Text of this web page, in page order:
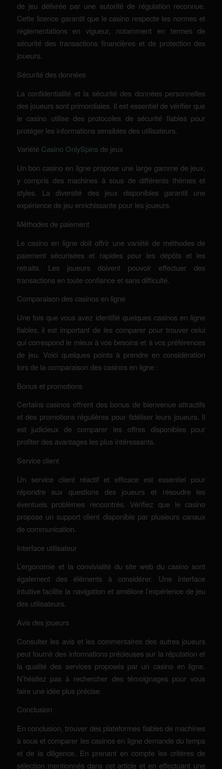
de jeu délivrée par une autorité de régulation reconnue.
Cette licence garantit que le casino respecte les normes et
réglementations en vigueur, notamment en termes de
sécurité des transactions financières et de protection des
joueurs.
Sécurité des données
La confidentialité et la sécurité des données personnelles
des joueurs sont primordiales. Il est essentiel de vérifier que
le casino utilise des protocoles de sécurité fiables pour
protéger les informations sensibles des utilisateurs.
Variété Casino OnlySpinsde jeux
Un bon casino en ligne propose une large gamme de jeux,
y compris des machines à sous de différents thèmes et
styles. La diversité des jeux disponibles garantit une
expérience de jeu enrichissante pour les joueurs.
Méthodes de paiement
Le casino en ligne doit offrir une variété de méthodes de
paiement sécurisées et rapides pour les dépôts et les
retraits. Les joueurs doivent pouvoir effectuer des
transactions en toute confiance et sans difficulté.
Comparaison des casinos en ligne
Une fois que vous avez identifié quelques casinos en ligne
fiables, il est important de les comparer pour trouver celui
qui correspond le mieux à vos besoins et à vos préférences
de jeu. Voici quelques points à prendre en considération
lors de la comparaison des casinos en ligne :
Bonus et promotions
Certains casinos offrent des bonus de bienvenue attractifs
et des promotions régulières pour fidéliser leurs joueurs. Il
est judicieux de comparer les offres disponibles pour
profiter des avantages les plus intéressants.
Service client
Un service client réactif et efficace est essentiel pour
répondre aux questions des joueurs et résoudre les
éventuels problèmes rencontrés. Vérifiez que le casino
propose un support client disponible par plusieurs canaux
de communication.
Interface utilisateur
L’ergonomie et la convivialité du site web du casino sont
également des éléments à considérer. Une interface
intuitive facilite la navigation et améliore l’expérience de jeu
des utilisateurs.
Avis des joueurs
Consulter les avis et les commentaires des autres joueurs
peut fournir des informations précieuses sur la réputation et
la qualité des services proposés par un casino en ligne.
N’hésitez pas à rechercher des témoignages pour vous
faire une idée plus précise.
Conclusion
En conclusion, trouver des plateformes fiables de machines
à sous et comparer les casinos en ligne demande du temps
et de la diligence. En prenant en compte les critères de
sélection mentionnés dans cet article et en effectuant une